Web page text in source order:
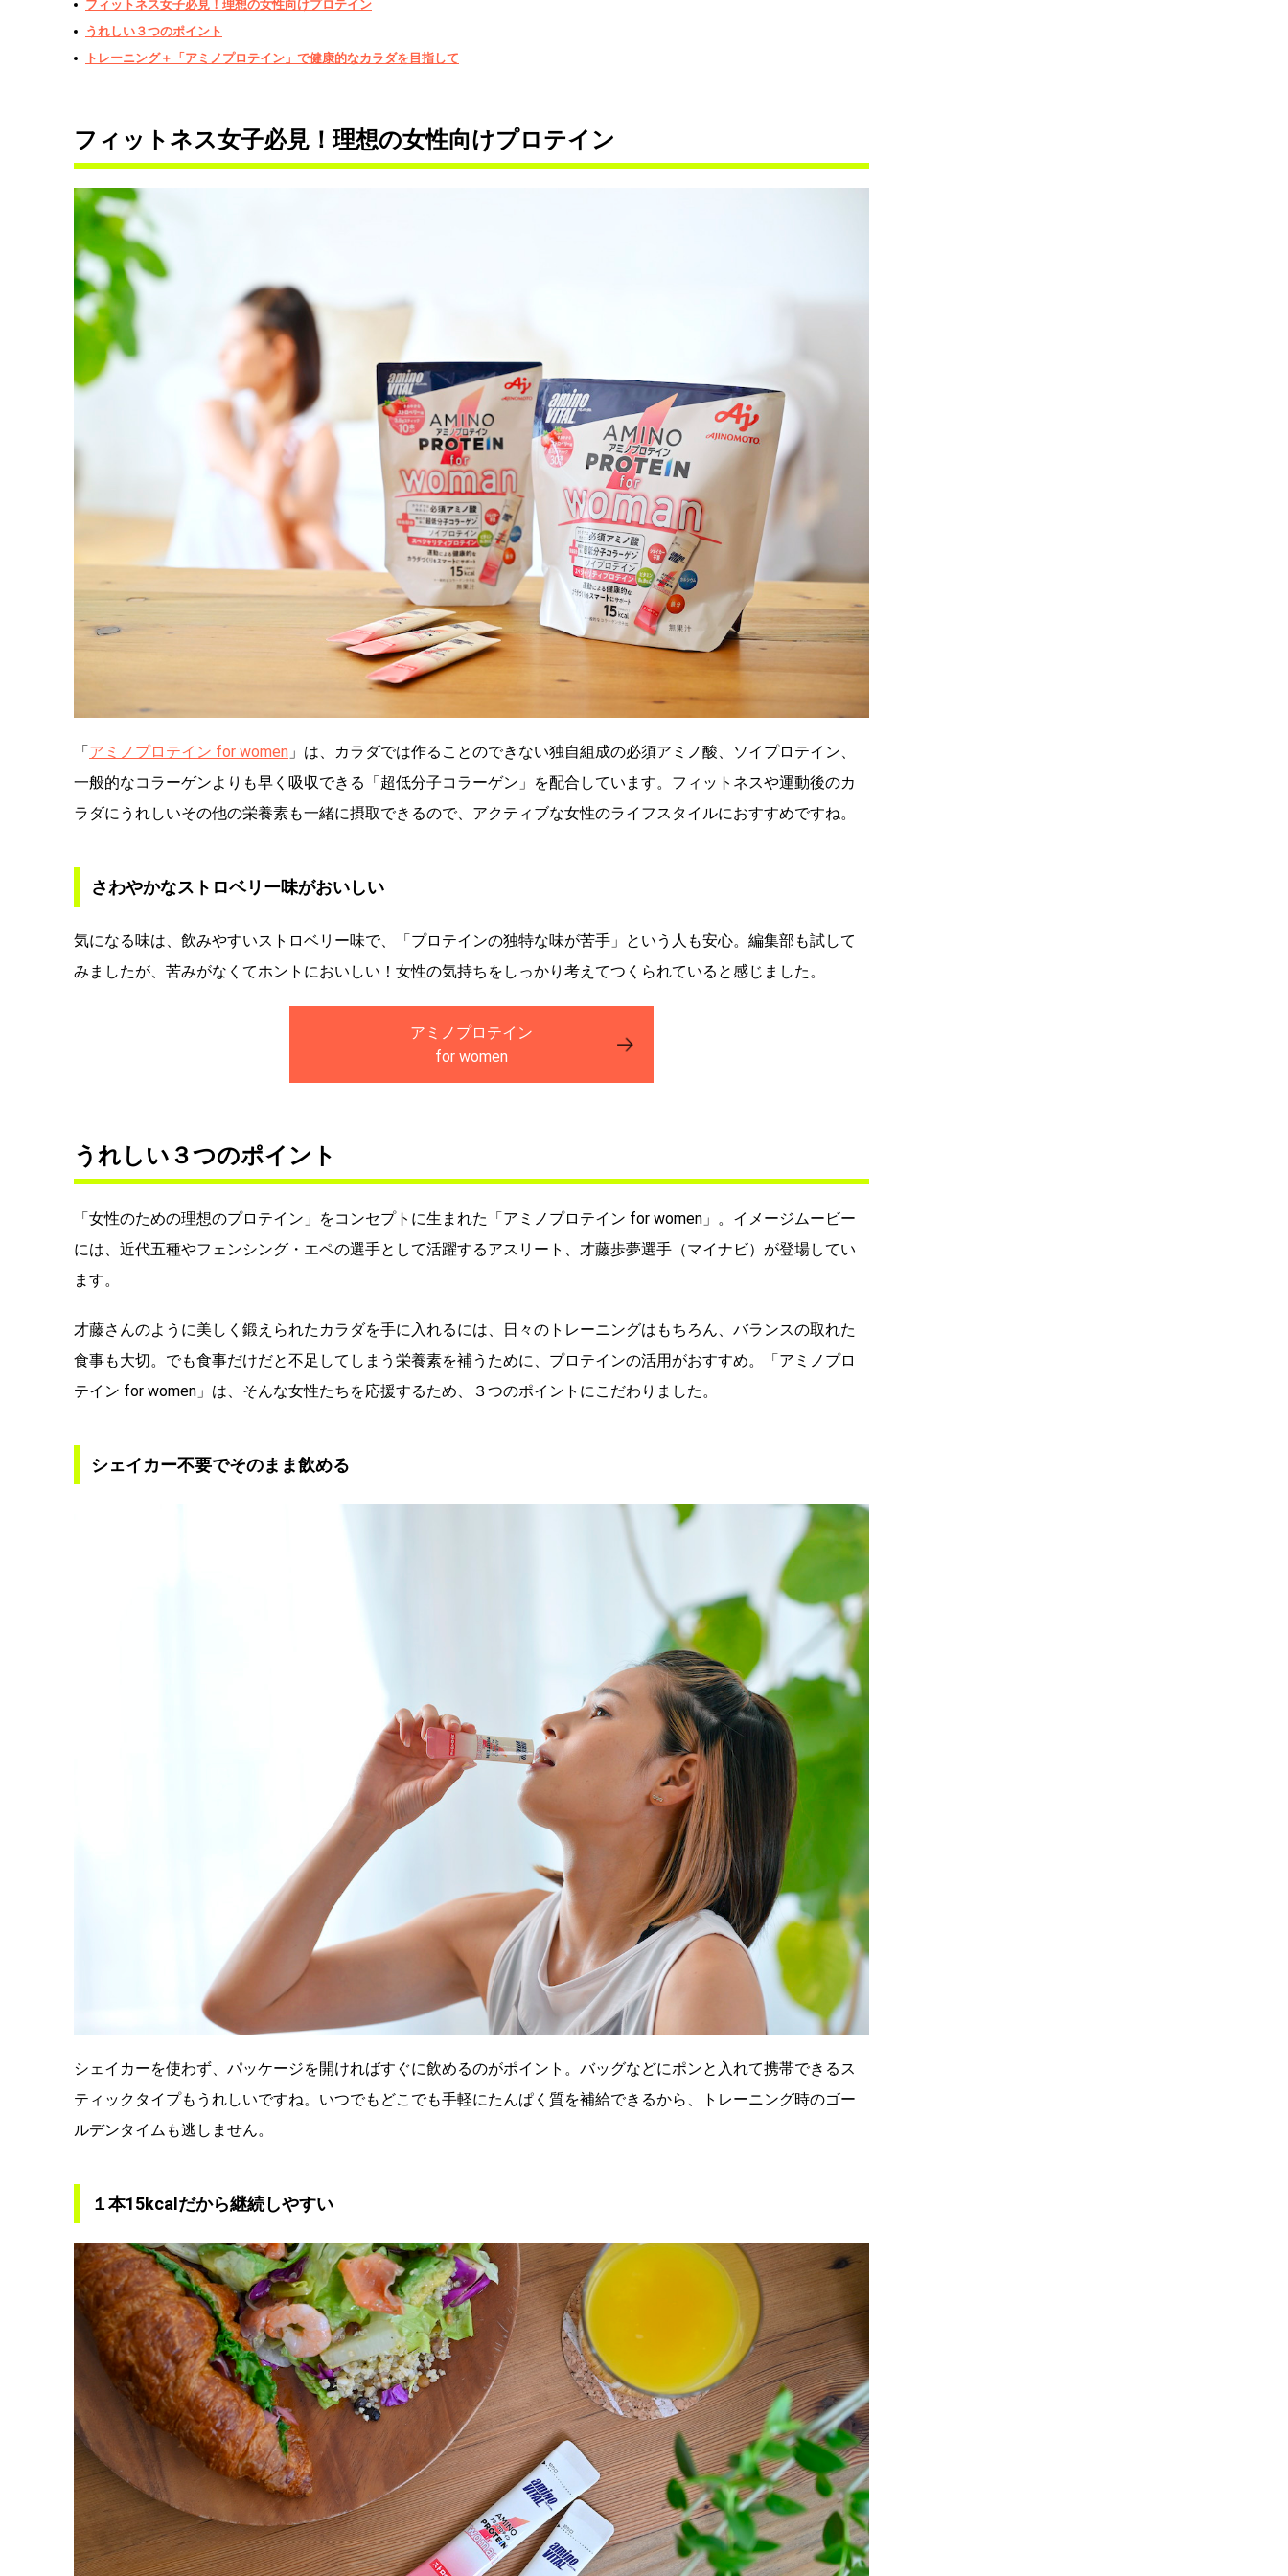
フィットネス女子必見！理想の女性向けプロテイン
うれしい３つのポイント
トレーニング＋「アミノプロテイン」で健康的なカラダを目指して
フィットネス女子必見！理想の女性向けプロテイン
「 アミノプロテイン for women 」は、カラダでは作ることのできない独自組成の必須アミノ酸、ソイプロテイン、
一般的なコラーゲンよりも早く吸収できる「超低分子コラーゲン」を配合しています。フィットネスや運動後のカ
ラダにうれしいその他の栄養素も一緒に摂取できるので、アクティブな女性のライフスタイルにおすすめですね。
さわやかなストロベリー味がおいしい
気になる味は、飲みやすいストロベリー味で、「プロテインの独特な味が苦手」という人も安心。編集部も試して
みましたが、苦みがなくてホントにおいしい！女性の気持ちをしっかり考えてつくられていると感じました。
アミノプロテイン
for women
うれしい３つのポイント
「女性のための理想のプロテイン」をコンセプトに生まれた「アミノプロテイン for women」。イメージムービー
には、近代五種やフェンシング・エペの選手として活躍するアスリート、才藤歩夢選手（マイナビ）が登場してい
ます。
才藤さんのように美しく鍛えられたカラダを手に入れるには、日々のトレーニングはもちろん、バランスの取れた
食事も大切。でも食事だけだと不足してしまう栄養素を補うために、プロテインの活用がおすすめ。「アミノプロ
テイン for women」は、そんな女性たちを応援するため、３つのポイントにこだわりました。
シェイカー不要でそのまま飲める
シェイカーを使わず、パッケージを開ければすぐに飲めるのがポイント。バッグなどにポンと入れて携帯できるス
ティックタイプもうれしいですね。いつでもどこでも手軽にたんぱく質を補給できるから、トレーニング時のゴー
ルデンタイムも逃しません。
１本15kcalだから継続しやすい